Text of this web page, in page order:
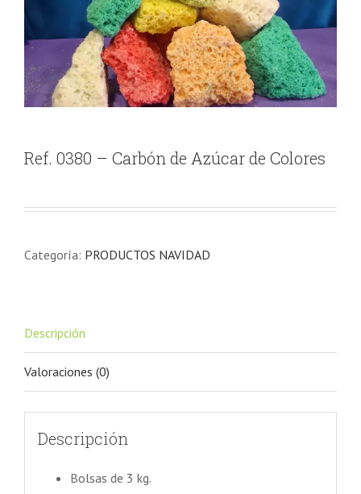
Ref. 0380 – Carbón de Azúcar de Colores
Categoría: PRODUCTOS NAVIDAD
Descripción
Valoraciones (0)
Descripción
Bolsas de 3 kg.